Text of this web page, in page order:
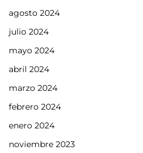
agosto 2024
julio 2024
mayo 2024
abril 2024
marzo 2024
febrero 2024
enero 2024
noviembre 2023